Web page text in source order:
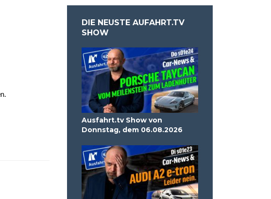
DIE NEUSTE AUFAHRT.TV
SHOW
Ausfahrt.tv Show von
Donnstag, dem 06.08.2026